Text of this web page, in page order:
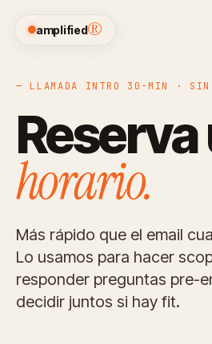
amplified®
— LLAMADA INTRO 30-MIN · SIN
Reserva
horario.
Más rápido que el email
Lo usamos para hacer
responder preguntas pre-
decidir juntos si hay fit.